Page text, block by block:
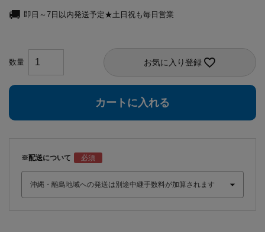
即日～7日以内発送予定★土日祝も毎日営業
お気に入り登録
カートに入れる
※配送について